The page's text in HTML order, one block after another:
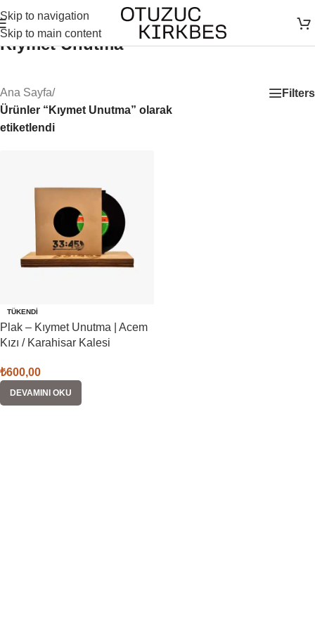
Skip to navigation
Skip to main content
Kıymet Unutma
Ana Sayfa/
Ürünler “Kıymet Unutma” olarak
etiketlendi
Filters
TÜKENDI
Plak – Kıymet Unutma | Acem
Kızı / Karahisar Kalesi
₺600,00
DEVAMINI OKU